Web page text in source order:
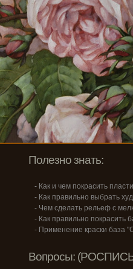
Полезно знать:
- Как и чем покрасить
- Как правильно выбрать
- Чем сделать рельеф с
- Как правильно покрасить
- Применение краски база
Вопросы: